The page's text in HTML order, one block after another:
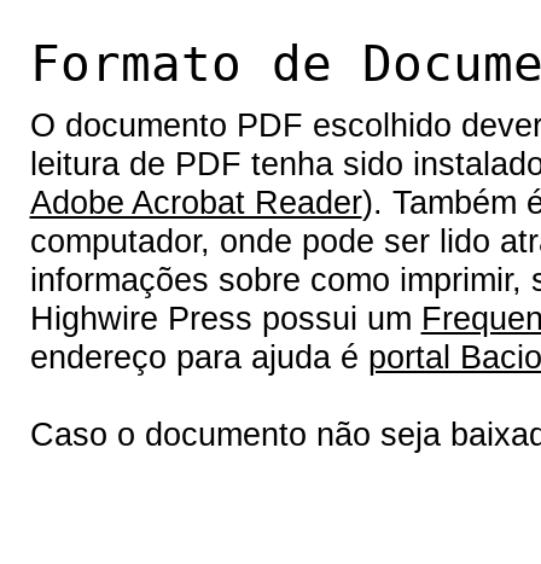
Formato de
O documento PDF escolhido
leitura de PDF tenha sido
Adobe Acrobat Reader). Também
computador, onde pode ser lido
informações sobre como
Highwire Press possui um
endereço para ajuda é portal
Caso o documento não seja